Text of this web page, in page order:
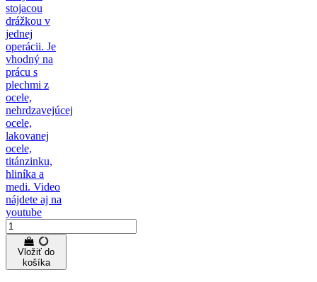
stojacou
drážkou v
jednej
operácii. Je
vhodný na
prácu s
plechmi z
ocele,
nehrdzavejúcej
ocele,
lakovanej
ocele,
titánzinku,
hliníka a
medi. Video
nájdete aj na
youtube
Vložiť do
košíka